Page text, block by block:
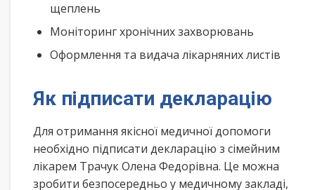
щеплень
Моніторинг хронічних захворювань
Оформлення та видача лікарняних листів
Як підписати декларацію
Для отримання якісної медичної допомоги
необхідно підписати декларацію з сімейним
лікарем Трачук Олена Федорівна. Це можна
зробити безпосередньо у медичному закладі,